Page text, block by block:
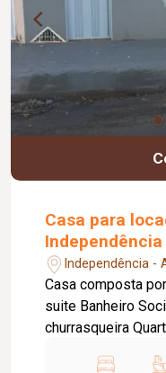
Casa para
Independência
Independência -
Casa composta
suite Banheiro
churrasqueira